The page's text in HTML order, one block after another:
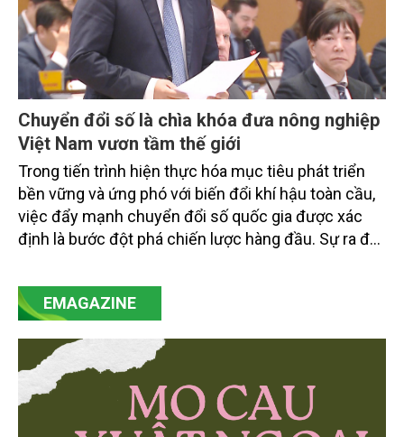
Chuyển đổi số là chìa khóa đưa nông nghiệp
Việt Nam vươn tầm thế giới
Trong tiến trình hiện thực hóa mục tiêu phát triển
bền vững và ứng phó với biến đổi khí hậu toàn cầu,
việc đẩy mạnh chuyển đổi số quốc gia được xác
định là bước đột phá chiến lược hàng đầu. Sự ra đời
mạnh mẽ, thúc đẩy quá trình cải cách toàn diện,
minh bạch hóa chuỗi cung ứng và nâng cao hiệu
then chốt là nông nghiệp và môi trường.
EMAGAZINE